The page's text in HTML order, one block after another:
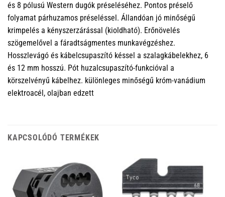
és 8 pólusú Western dugók préseléséhez. Pontos préselő
folyamat párhuzamos préseléssel. Állandóan jó minőségű
krimpelés a kényszerzárással (kioldható). Erőnövelés
szögemelővel a fáradtságmentes munkavégzéshez.
Hosszlevágó és kábelcsupaszító késsel a szalagkábelekhez, 6
és 12 mm hosszú. Pót huzalcsupaszító-funkcióval a
körszelvényű kábelhez. különleges minőségű króm-vanádium
elektroacél, olajban edzett
KAPCSOLÓDÓ TERMÉKEK